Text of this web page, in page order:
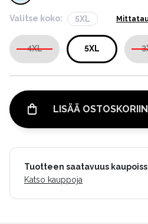
Valitse koko: 5XL
4XL 5XL
LISÄÄ OSTOSKORIIN
Tuotteen saatavuus
Katso kauppoja